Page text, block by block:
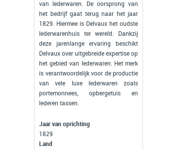
van lederwaren. De oorsprong van
het bedrijf gaat terug naar het jaar
1829. Hiermee is Delvaux het oudste
lederwarenhuis ter wereld. Dankzij
deze jarenlange ervaring beschikt
Delvaux over uitgebreide expertise op
het gebied van lederwaren. Het merk
is verantwoordelijk voor de productie
van vele luxe lederwaren zoals
portemonnees, opbergetuis en
lederen tassen.
Jaar van oprichting
1829
Land